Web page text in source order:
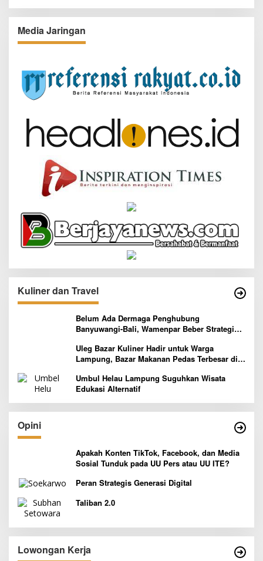
Media Jaringan
Kuliner dan Travel
Belum Ada Dermaga Penghubung
Banyuwangi-Bali, Wamenpar Beber Strategi
Uleg Bazar Kuliner Hadir untuk Warga
Lampung, Bazar Makanan Pedas Terbesar di
Umbul Helau Lampung Suguhkan Wisata
Edukasi Alternatif
Opini
Apakah Konten TikTok, Facebook, dan Media
Sosial Tunduk pada UU Pers atau UU ITE?
Peran Strategis Generasi Digital
Taliban 2.0
Lowongan Kerja